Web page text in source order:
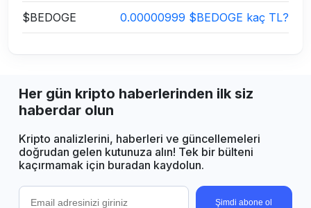
$BEDOGE 0.00000999 $BEDOGE kaç TL?
Her gün kripto haberlerinden ilk siz
haberdar olun
Kripto analizlerini, haberleri ve güncellemeleri
doğrudan gelen kutunuza alın! Tek bir bülteni
kaçırmamak için buradan kaydolun.
Şimdi abone ol